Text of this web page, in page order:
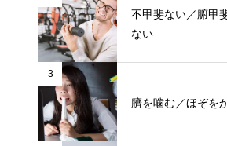
不甲斐ない／腑甲
ない
3
臍を噛む／ほぞを